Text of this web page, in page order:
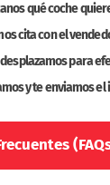
qué coche
cita con el
desplazamos para
y te enviamos